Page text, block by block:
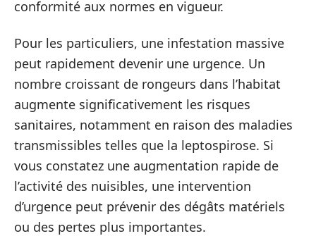
conformité aux normes en vigueur.
Pour les particuliers, une infestation massive
peut rapidement devenir une urgence. Un
nombre croissant de rongeurs dans l’habitat
augmente significativement les risques
sanitaires, notamment en raison des maladies
transmissibles telles que la leptospirose. Si
vous constatez une augmentation rapide de
l’activité des nuisibles, une intervention
d’urgence peut prévenir des dégâts matériels
ou des pertes plus importantes.